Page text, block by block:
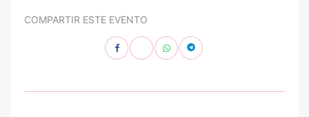
COMPARTIR ESTE EVENTO